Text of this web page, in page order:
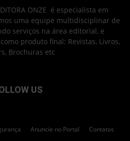
ONZE é especialista em
uma equipe multidisciplinar de
serviços na área editorial, e
produto final: Revistas, Livros,
Brochuras etc
US
Anuncie no Portal Contatos